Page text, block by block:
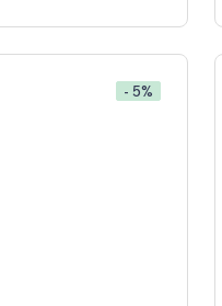
- 5%